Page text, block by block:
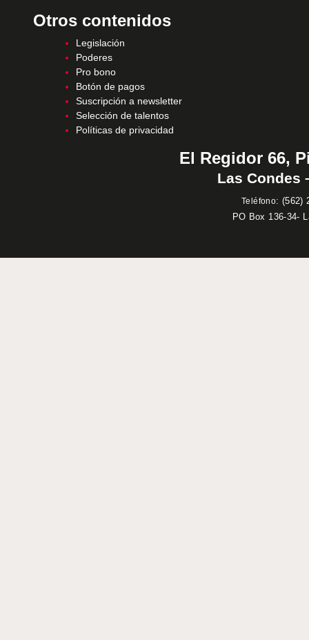
Otros contenidos
Legislación
Poderes
Pro bono
Botón de pagos
Suscripción a newsletter
Selección de talentos
Políticas de privacidad
El Regidor 66,
Las Condes
Teléfono: (562)
PO Box 136-34-